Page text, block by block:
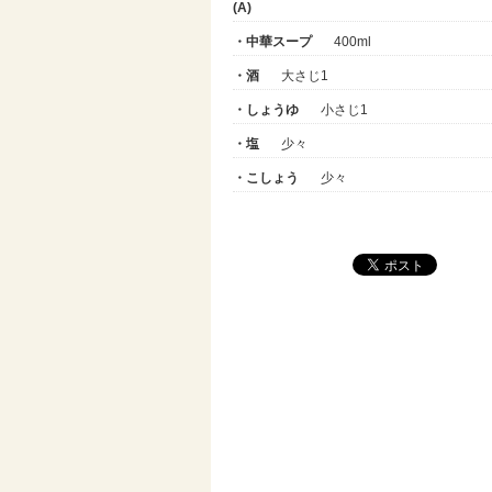
(A)
・中華スープ 400ml
・酒 大さじ1
・しょうゆ 小さじ1
・塩 少々
・こしょう 少々